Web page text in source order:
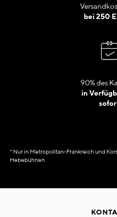
bei 250
90% des
in
* Nur in Metropolitan-Frankreich und
Hebebühnen.